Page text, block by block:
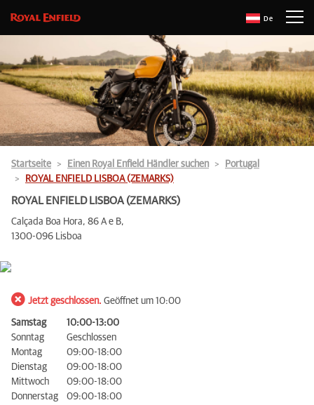
De
Startseite Einen Royal Enfield Händler suchen
Portugal
ROYAL ENFIELD LISBOA (ZEMARKS)
ROYAL ENFIELD LISBOA (ZEMARKS)
Calçada Boa Hora, 86 A e B,
1300-096 Lisboa
Jetzt geschlossen. Geöffnet um 10:00
Samstag
10:00-13:00
Sonntag
Geschlossen
Montag
09:00-18:00
Dienstag
09:00-18:00
Mittwoch
09:00-18:00
Donnerstag
09:00-18:00